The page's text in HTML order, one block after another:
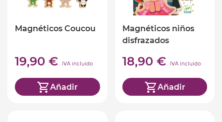
Magnéticos Coucou
19,90 € IVA incluido
Añadir
Magnéticos niños
disfrazados
18,90 € IVA incluido
Añadir